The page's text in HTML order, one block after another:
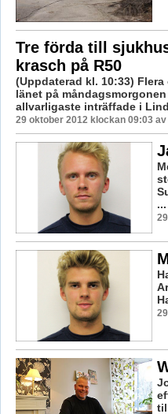
Tre förda till
krasch på R50
(Uppdaterad kl. 10:33)
länet på
allvarligaste inträffade i
29 oktober 2012 klockan 09:03
...